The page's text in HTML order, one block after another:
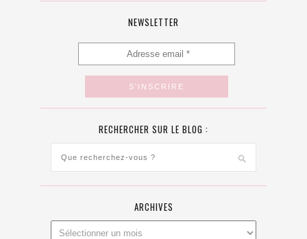
NEWSLETTER
RECHERCHER SUR LE BLOG :
ARCHIVES